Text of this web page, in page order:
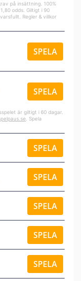
på insättning. 100%
odds. Giltigt i 90
Regler & villkor
SPELA
SPELA
är giltigt i 60 dagar.
. Spela
SPELA
SPELA
SPELA
SPELA
SPELA